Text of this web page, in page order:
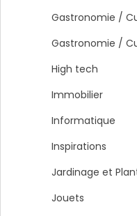
Gastronomie /
Gastronomie /
High tech
Immobilier
Informatique
Inspirations
Jardinage et
Jouets